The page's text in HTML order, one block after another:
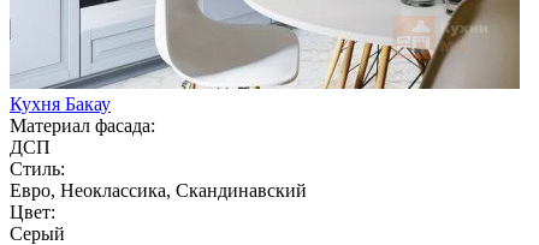
Кухня Бакау
Материал фасада:
ДСП
Стиль:
Евро, Неоклассика, Скандинавский
Цвет:
Серый